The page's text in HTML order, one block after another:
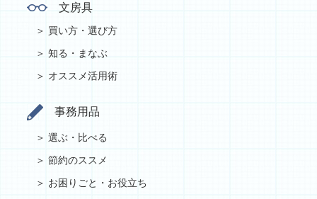
文房具
買い方・選び方
知る・まなぶ
オススメ活用術
事務用品
選ぶ・比べる
節約のススメ
お困りごと・お役立ち